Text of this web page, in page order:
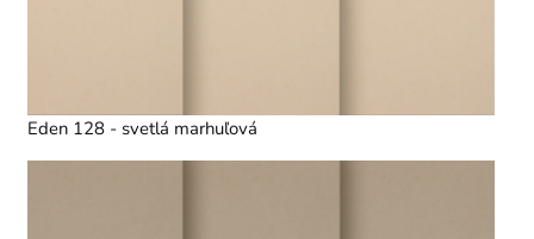
Eden 128 - svetlá marhuľová